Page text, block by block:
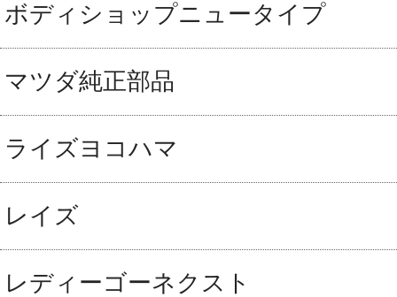
ボディショップニュータイプ
マツダ純正部品
ライズヨコハマ
レイズ
レディーゴーネクスト